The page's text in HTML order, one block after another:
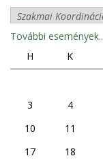
További események..
H
K
3
4
10
11
17
18